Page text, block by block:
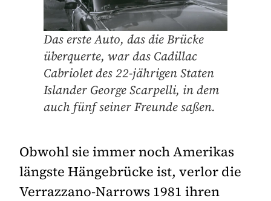
Das erste Auto, das die Brücke
überquerte, war das Cadillac
Cabriolet des 22-jährigen Staten
Islander George Scarpelli, in dem
auch fünf seiner Freunde saßen.
Obwohl sie immer noch Amerikas
längste Hängebrücke ist, verlor die
Verrazzano-Narrows 1981 ihren